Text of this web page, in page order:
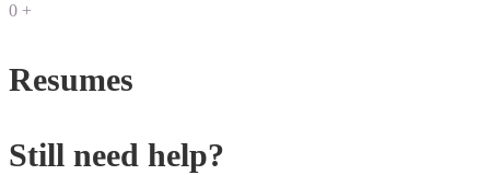
0 +
Resumes
Still need help?